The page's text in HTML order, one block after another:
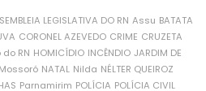
LEGISLATIVA DO RN Assu BATATA
CORONEL AZEVEDO CRIME CRUZETA
RN HOMICÍDIO INCÊNDIO JARDIM DE
Mossoró NATAL Nilda NÉLTER QUEIROZ
Parnamirim POLÍCIA POLÍCIA CIVIL